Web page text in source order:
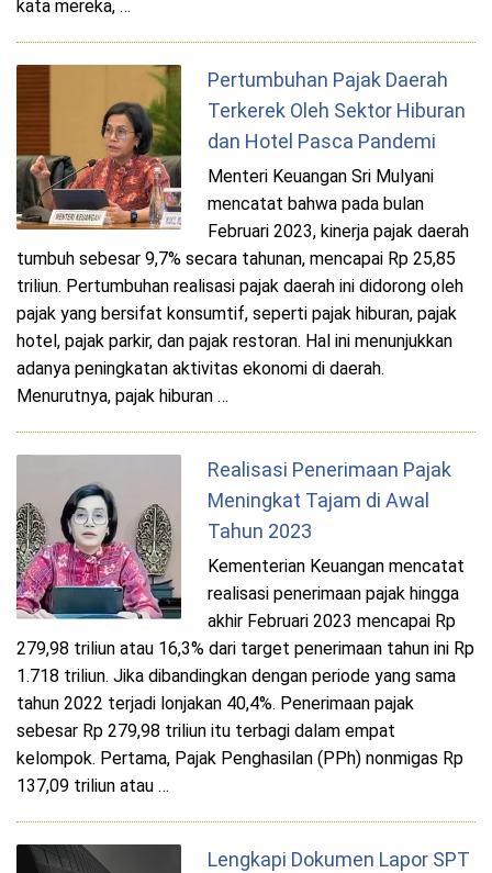
kata mereka, …
Pertumbuhan Pajak Daerah
Terkerek Oleh Sektor Hiburan
dan Hotel Pasca Pandemi
Menteri Keuangan Sri Mulyani
mencatat bahwa pada bulan
Februari 2023, kinerja pajak daerah
tumbuh sebesar 9,7% secara tahunan, mencapai Rp 25,85
triliun. Pertumbuhan realisasi pajak daerah ini didorong oleh
pajak yang bersifat konsumtif, seperti pajak hiburan, pajak
hotel, pajak parkir, dan pajak restoran. Hal ini menunjukkan
adanya peningkatan aktivitas ekonomi di daerah.
Menurutnya, pajak hiburan …
Realisasi Penerimaan Pajak
Meningkat Tajam di Awal
Tahun 2023
Kementerian Keuangan mencatat
realisasi penerimaan pajak hingga
akhir Februari 2023 mencapai Rp
279,98 triliun atau 16,3% dari target penerimaan tahun ini Rp
1.718 triliun. Jika dibandingkan dengan periode yang sama
tahun 2022 terjadi lonjakan 40,4%. Penerimaan pajak
sebesar Rp 279,98 triliun itu terbagi dalam empat
kelompok. Pertama, Pajak Penghasilan (PPh) nonmigas Rp
137,09 triliun atau …
Lengkapi Dokumen Lapor SPT